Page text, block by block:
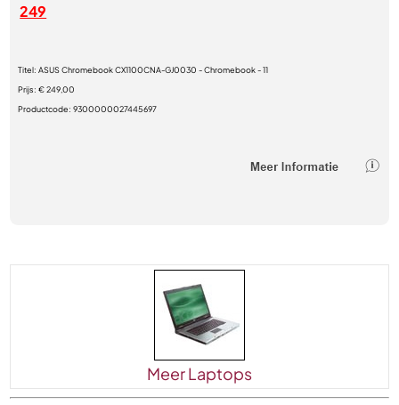
249
Titel:ASUS Chromebook CX1100CNA-GJ0030 - Chromebook - 11
Prijs:€ 249,00
Productcode:9300000027445697
Meer Laptops